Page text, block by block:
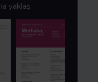
yaklaş.